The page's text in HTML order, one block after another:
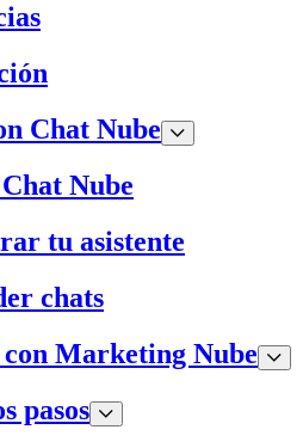
Chat Nube
Nube
tu asistente
chats
Marketing Nube
pasos